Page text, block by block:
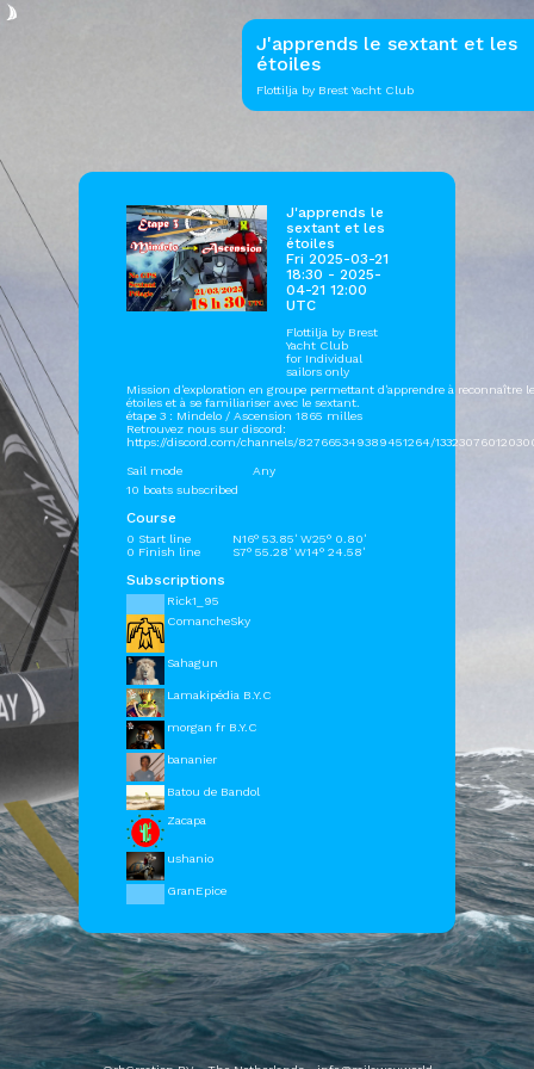
J'apprends le sextant et les
étoiles
Flottilja by Brest Yacht Club
J'apprends le
sextant et les
étoiles
Fri 2025-03-21
18:30 - 2025-
04-21 12:00
UTC
Flottilja by Brest
Yacht Club
for Individual
sailors only
Mission d'exploration en groupe permettant d'apprendre à reconnaître
étoiles et à se familiariser avec le sextant.
étape 3 : Mindelo / Ascension 1865 milles
Retrouvez nous sur discord:
https://discord.com/channels/827665349389451264/
Sail mode
Any
10 boats subscribed
Course
0 Start line
N16° 53.85' W25° 0.80'
0 Finish line
S7° 55.28' W14° 24.58'
Subscriptions
Rick1_95
ComancheSky
Sahagun
Lamakipédia B.Y.C
morgan fr B.Y.C
bananier
Batou de Bandol
Zacapa
ushanio
GranEpice